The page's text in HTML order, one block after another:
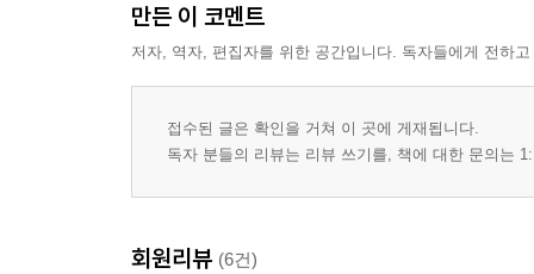
만든 이 코멘트
저자, 역자, 편집자를 위한 공간입니다. 독자들에게 전하
접수된 글은 확인을 거쳐 이 곳에 게재됩니다.
독자 분들의 리뷰는 리뷰 쓰기를, 책에 대한 문의는
회원리뷰 (6건)